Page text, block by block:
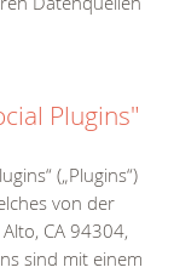
Plugins"
(„Plugins“)
von der
CA 94304,
sind mit einem